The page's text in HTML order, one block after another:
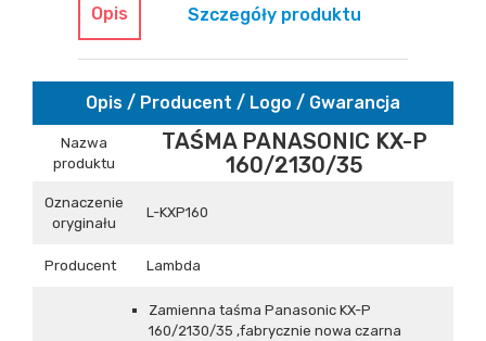
Opis Szczegóły produktu
Opis / Producent / Logo / Gwarancja
Nazwa
produktu
TAŚMA PANASONIC KX-P
160/2130/35
Oznaczenie
oryginału
L-KXP160
Producent Lambda
Zamienna taśma Panasonic KX-P
160/2130/35 ,fabrycznie nowa czarna